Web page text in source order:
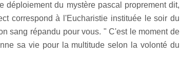
déploiement du mystère pascal proprement dit,
correspond à l'Eucharistie instituée le soir du
sang répandu pour vous. " C'est le moment de
sa vie pour la multitude selon la volonté du